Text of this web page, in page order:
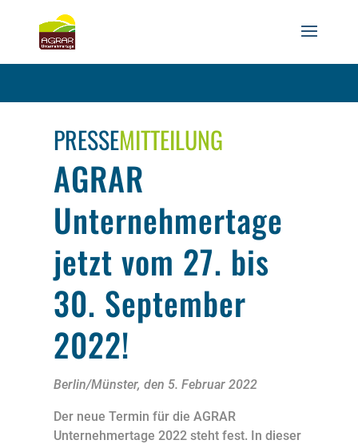
PRESSEMITTEILUNG
AGRAR
Unternehmertage
jetzt vom 27. bis
30. September
2022!
Berlin/Münster, den 5. Februar 2022
Der neue Termin für die AGRAR
Unternehmertage 2022 steht fest. In dieser